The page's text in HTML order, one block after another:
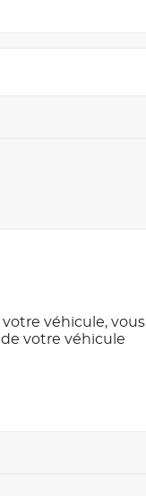
véhicule, vous
votre véhicule